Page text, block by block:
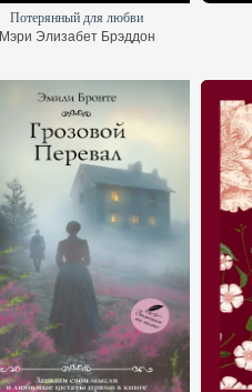
Потерянный для любви
Мэри Элизабет Брэддон